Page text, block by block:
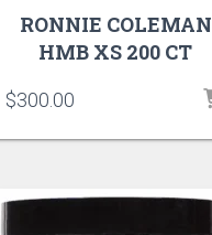
RONNIE COLEMAN
HMB XS 200 CT
$300.00